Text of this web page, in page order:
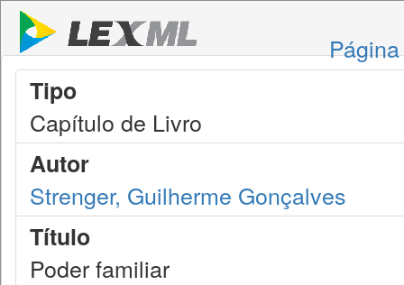
Tipo
Capítulo de Livro
Autor
Strenger, Guilherme Gonçalves
Título
Poder familiar